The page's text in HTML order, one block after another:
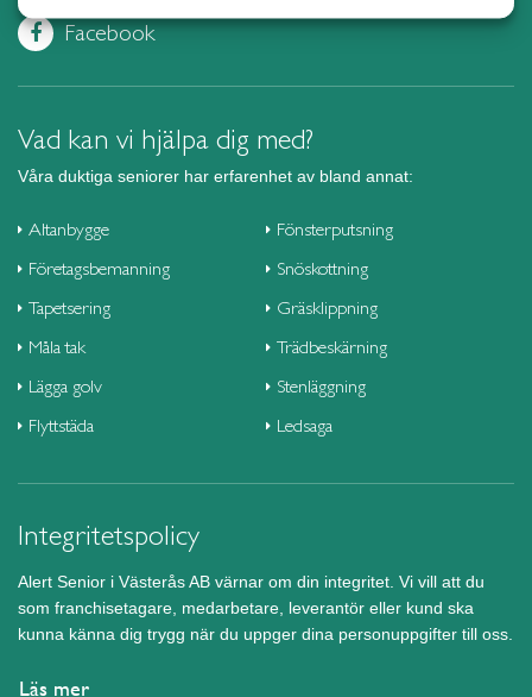
Göteborg Centrum
Göteborg Väst
Göteborg Öst
Halmstad
Härnösand
Härryda
Hörby
Höör
Järfälla
Karlshamn
Övrig trädgårdstjänst
Företag
Facebook
Vad kan vi hjälpa dig med?
Våra duktiga seniorer har erfarenhet av bland annat:
Altanbygge
Företagsbemanning
Tapetsering
Måla tak
Lägga golv
Flyttstäda
Fönsterputsning
Snöskottning
Gräsklippning
Trädbeskärning
Stenläggning
Ledsaga
Integritetspolicy
Alert Senior i Västerås AB värnar om din integritet. Vi vill att du
som franchisetagare, medarbetare, leverantör eller kund ska
kunna känna dig trygg när du uppger dina personuppgifter till oss.
Läs mer